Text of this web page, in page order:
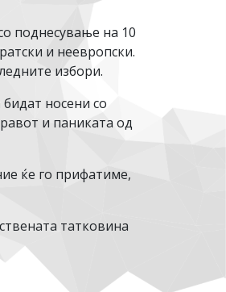
поднесување на 10
и неевропски.
избори.
носени со
и паниката од
ќе го прифатиме,
татковина